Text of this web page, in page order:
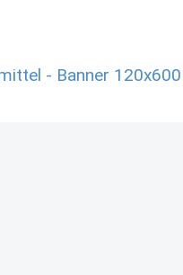
- Banner 120x600